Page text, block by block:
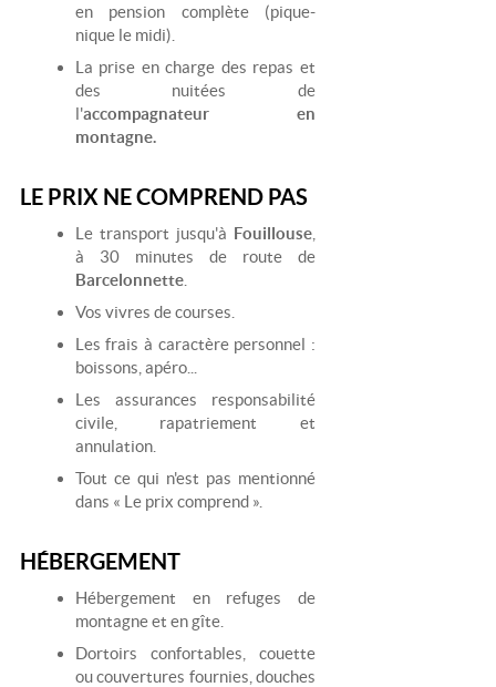
en pension complète (pique-
nique le midi).
La prise en charge des repas et
des nuitées de
l'accompagnateur en
montagne.
LE PRIX NE COMPREND PAS
Le transport jusqu'à Fouillouse,
à 30 minutes de route de
Barcelonnette.
Vos vivres de courses.
Les frais à caractère personnel :
boissons, apéro...
Les assurances responsabilité
civile, rapatriement et
annulation.
Tout ce qui n'est pas mentionné
dans « Le prix comprend ».
HÉBERGEMENT
Hébergement en refuges de
montagne et en gîte.
Dortoirs confortables, couette
ou couvertures fournies, douches